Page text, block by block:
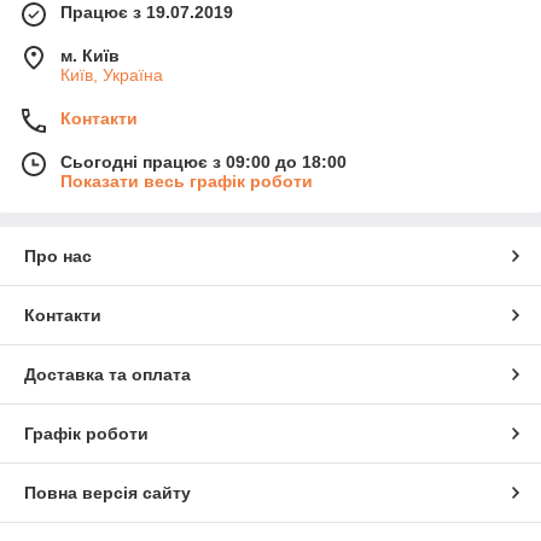
Працює з 19.07.2019
м. Київ
Київ, Україна
Контакти
Сьогодні працює з 09:00 до 18:00
Показати весь графік роботи
Про нас
Контакти
Доставка та оплата
Графік роботи
Повна версія сайту